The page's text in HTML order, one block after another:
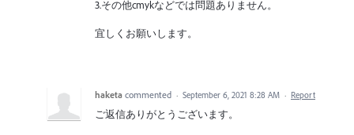
3.その他cmykなどでは問題ありません。
宜しくお願いします。
haketa commented · September 6, 2021 8:28 AM · Report
ご返信ありがとうございます。